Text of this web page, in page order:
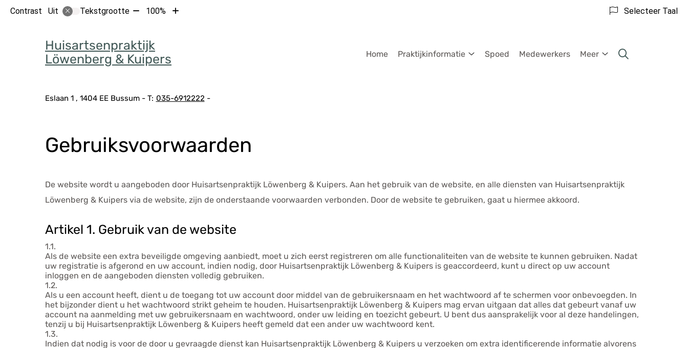
Contrast Uit Tekstgrootte Tekst
10%
100%
Tekst
Selecteer Taal
Huisartsenpraktijk
Löwenberg & Kuipers
Home
Praktijkinformatie
Spoed Medewerkers
Meer
Adresgegevens
Eslaan 1 1404 EE Bussum 035-6912222
Gebruiksvoorwaarden
De website wordt u aangeboden door Huisartsenpraktijk Löwenberg & Kuipers. Aan het gebruik van de website, en alle diensten van Huisartsenpraktijk
Löwenberg & Kuipers via de website, zijn de onderstaande voorwaarden verbonden. Door de website te gebruiken, gaat u hiermee akkoord.
Artikel 1. Gebruik van de website
1.1.
Als de website een extra beveiligde omgeving aanbiedt, moet u zich eerst registreren om alle functionaliteiten van de website te kunnen gebruiken. Nadat
uw registratie is afgerond en uw account, indien nodig, door Huisartsenpraktijk Löwenberg & Kuipers is geaccordeerd, kunt u direct op uw account
inloggen en de aangeboden diensten volledig gebruiken.
1.2.
Als u een account heeft, dient u de toegang tot uw account door middel van de gebruikersnaam en het wachtwoord af te schermen voor onbevoegden. In
het bijzonder dient u het wachtwoord strikt geheim te houden. Huisartsenpraktijk Löwenberg & Kuipers mag ervan uitgaan dat alles dat gebeurt vanaf uw
account na aanmelding met uw gebruikersnaam en wachtwoord, onder uw leiding en toezicht gebeurt. U bent dus aansprakelijk voor al deze handelingen,
tenzij u bij Huisartsenpraktijk Löwenberg & Kuipers heeft gemeld dat een ander uw wachtwoord kent.
1.3.
Indien dat nodig is voor de door u gevraagde dienst kan Huisartsenpraktijk Löwenberg & Kuipers u verzoeken om extra identificerende informatie alvorens